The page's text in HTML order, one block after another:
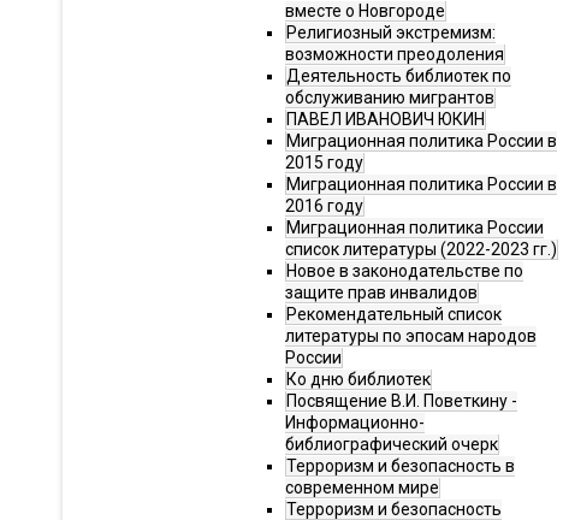
вместе о Новгороде
Религиозный экстремизм:
возможности преодоления
Деятельность библиотек по
обслуживанию мигрантов
ПАВЕЛ ИВАНОВИЧ ЮКИН
Миграционная политика России в
2015 году
Миграционная политика России в
2016 году
Миграционная политика России
список литературы (2022-2023 гг.)
Новое в законодательстве по
защите прав инвалидов
Рекомендательный список
литературы по эпосам народов
России
Ко дню библиотек
Посвящение В.И. Поветкину -
Информационно-
библиографический очерк
Терроризм и безопасность в
современном мире
Терроризм и безопасность